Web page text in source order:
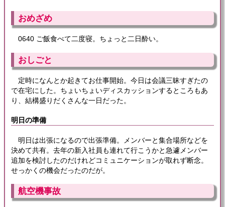
おめざめ
0640 ご飯食べて二度寝。ちょっと二日酔い。
おしごと
定時になんとか起きてお仕事開始。今日は会議三昧すぎたの
で在宅にした。ちょいちょいディスカッションするところもあ
り、結構盛りだくさんな一日だった。
明日の準備
明日は出張になるので出張準備。メンバーと集合場所などを
決めて共有。去年の新入社員も連れて行こうかと急遽メンバー
追加を検討したのだけれどコミュニケーションが取れず断念。
せっかくの機会だったのだが。
航空機事故